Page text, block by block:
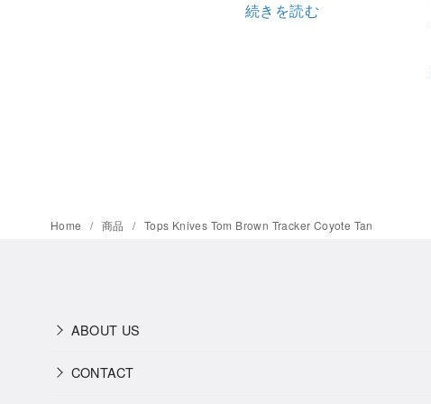
続きを読む
Home 商品 Tops Knives Tom Brown Tracker Coyote Tan
ABOUT US
CONTACT